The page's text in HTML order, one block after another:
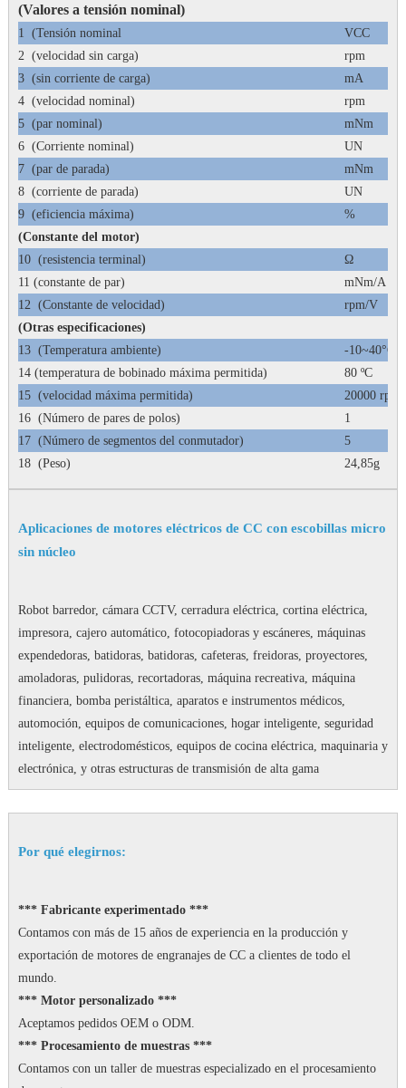
(Valores a tensión nominal)
1 (Tensión nominal
VCC
2 (velocidad sin carga)
rpm
3 (sin corriente de carga)
mA
4 (velocidad nominal)
rpm
5 (par nominal)
mNm
6 (Corriente nominal)
UN
7 (par de parada)
mNm
8 (corriente de parada)
UN
9 (eficiencia máxima)
%
(Constante del motor)
10 (resistencia terminal)
Ω
11 (constante de par)
mNm/A
12 (Constante de velocidad)
rpm/V
(Otras especificaciones)
13 (Temperatura ambiente)
-10~40°C
14 (temperatura de bobinado máxima permitida)
80 ºC
15 (velocidad máxima permitida)
20000 rpm
16 (Número de pares de polos)
1
17 (Número de segmentos del conmutador)
5
18 (Peso) 24,85g
Aplicaciones de motores eléctricos de CC con escobillas micro
sin núcleo
Robot barredor, cámara CCTV, cerradura eléctrica, cortina eléctrica,
impresora, cajero automático, fotocopiadoras y escáneres, máquinas
expendedoras, batidoras, batidoras, cafeteras, freidoras, proyectores,
amoladoras, pulidoras, recortadoras, máquina recreativa, máquina
financiera, bomba peristáltica, aparatos e instrumentos médicos,
automoción, equipos de comunicaciones, hogar inteligente, seguridad
inteligente, electrodomésticos, equipos de cocina eléctrica, maquinaria y
electrónica, y otras estructuras de transmisión de alta gama
Por qué elegirnos:
*** Fabricante experimentado ***
Contamos con más de 15 años de experiencia en la producción y
exportación de motores de engranajes de CC a clientes de todo el
mundo.
*** Motor personalizado ***
Aceptamos pedidos OEM o ODM.
*** Procesamiento de muestras ***
Contamos con un taller de muestras especializado en el procesamiento